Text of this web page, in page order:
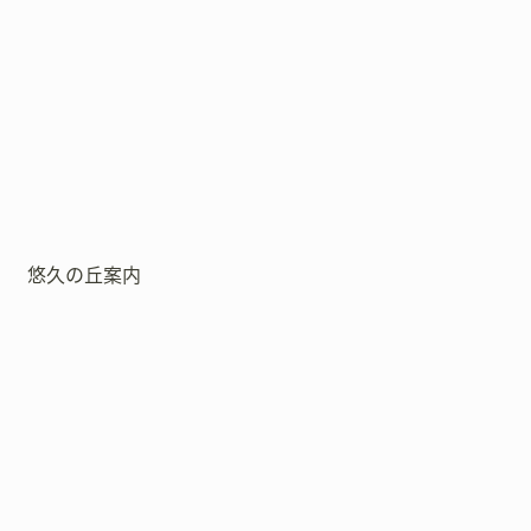
悠久の丘案内